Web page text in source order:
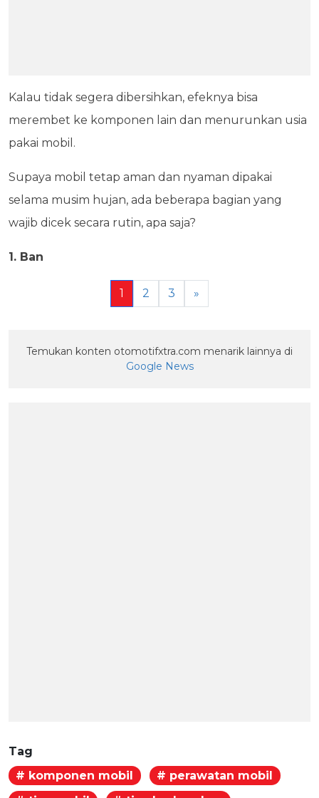
Kalau tidak segera dibersihkan, efeknya bisa
merembet ke komponen lain dan menurunkan usia
pakai mobil.
Supaya mobil tetap aman dan nyaman dipakai
selama musim hujan, ada beberapa bagian yang
wajib dicek secara rutin, apa saja?
1. Ban
1 2 3 »
Temukan konten otomotifxtra.com menarik lainnya di
Google News
Tag
# komponen mobil
# perawatan mobil